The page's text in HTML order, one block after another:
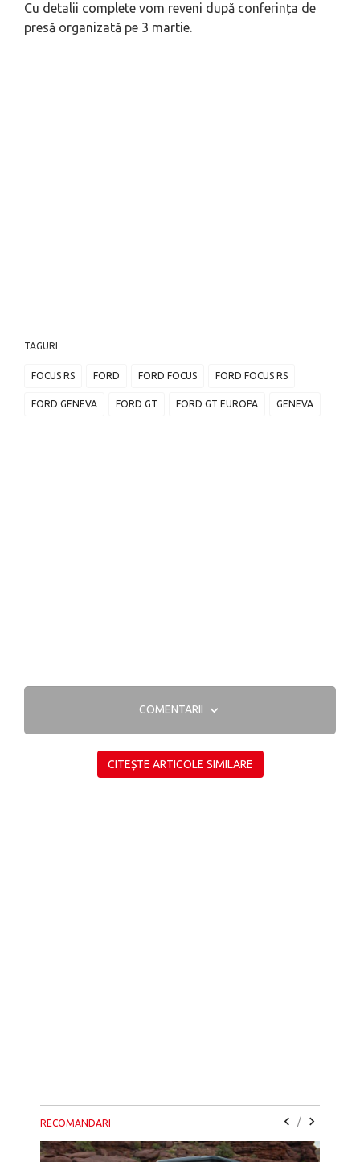
Cu detalii complete vom reveni după conferința de
presă organizată pe 3 martie.
TAGURI
FOCUS RS FORD FORD FOCUS FORD FOCUS RS
FORD GENEVA FORD GT FORD GT EUROPA GENEVA
COMENTARII
CITEȘTE ARTICOLE SIMILARE
RECOMANDARI /